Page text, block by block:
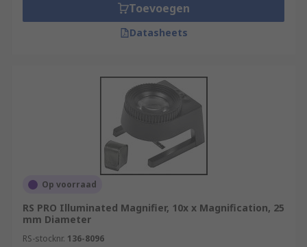
Toevoegen
Datasheets
Op voorraad
RS PRO Illuminated Magnifier, 10x x Magnification, 25
mm Diameter
RS-stocknr. 136-8096